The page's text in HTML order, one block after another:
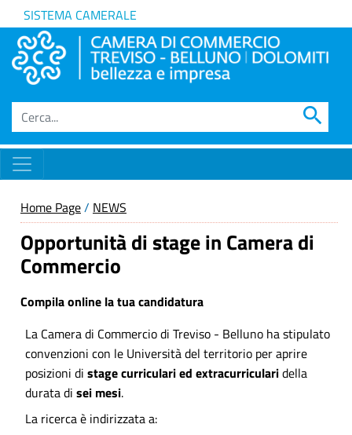
SISTEMA CAMERALE
search
Home Page/ NEWS
Opportunità di stage in Camera di
Commercio
Compila online la tua candidatura
La Camera di Commercio di Treviso - Belluno ha stipulato
convenzioni con le Università del territorio per aprire
posizioni di stage curriculari ed extracurricularidella
durata di sei mesi.
La ricerca è indirizzata a: